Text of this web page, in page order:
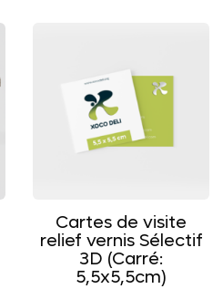
Cartes de visite
relief vernis Sélectif
3D (Carré:
5,5x5,5cm)